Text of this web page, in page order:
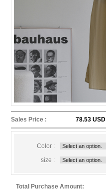
Sales Price : 78.53 USD
Color :
size :
Total Purchase Amount: